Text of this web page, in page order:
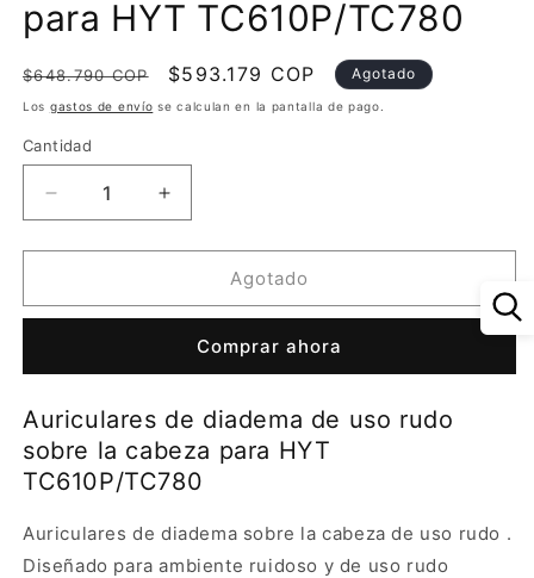
para HYT TC610P/TC780
Precio
habitual
$648.790 COP
Precio
de
$593.179 COP Agotado
Los gastos de envío se calculan en la pantalla de pago.
Cantidad
Reducir
cantidad
para
de
uso
sobre
la
cabeza
HYT
TC610P/TC780
Aumentar
cantidad
para
Auriculares
de
uso
sobre
la
cabeza
HYT
TC610P/TC780
Agotado
Comprar ahora
Auriculares de diadema de uso rudo
sobre la cabeza para HYT
TC610P/TC780
Auriculares de diadema sobre la cabeza de uso rudo .
Diseñado para ambiente ruidoso y de uso rudo